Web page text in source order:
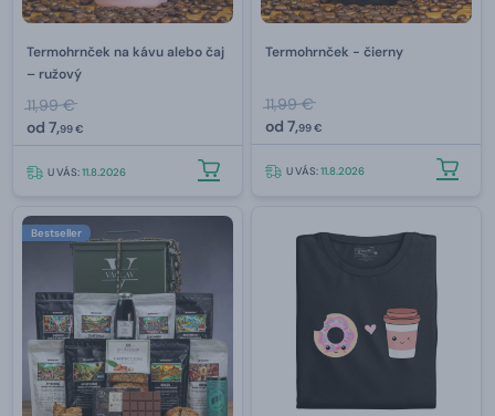
Termohrnček na kávu alebo čaj
– ružový
11,99 €
od 7,99 €
U VÁS:11.8.2026
Termohrnček - čierny
11,99 €
od 7,99 €
U VÁS:11.8.2026
Bestseller